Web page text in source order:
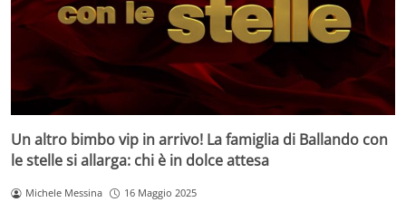
Un altro bimbo vip in arrivo! La famiglia di Ballando con
le stelle si allarga: chi è in dolce attesa
Michele Messina 16 Maggio 2025